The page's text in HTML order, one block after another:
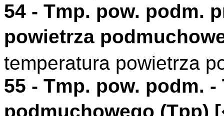
54 - Tmp. pow. podm.
powietrza
temperatura powietrza
55 - Tmp. pow. podm. -
podmuchowego (Tpp)